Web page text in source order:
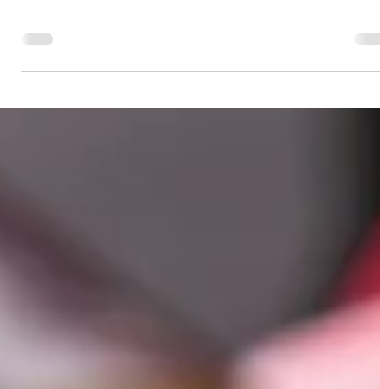
fácil de hacer e increíblemente sabroso.